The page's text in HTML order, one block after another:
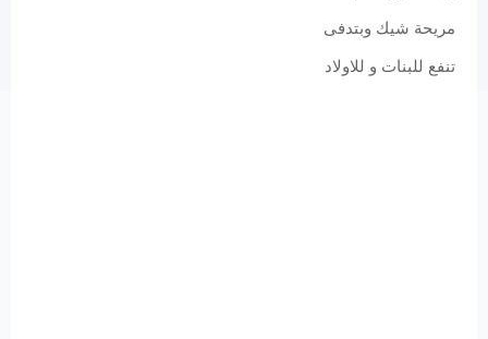
مريحة شيك وبتدفى
تنفع للبنات و للاولاد